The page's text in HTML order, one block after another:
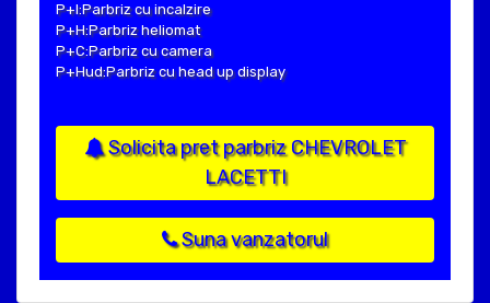
P+I:Parbriz cu incalzire
P+H:Parbriz heliomat
P+C:Parbriz cu camera
P+Hud:Parbriz cu head up display
Solicita pret parbriz CHEVROLET
LACETTI
Suna vanzatorul